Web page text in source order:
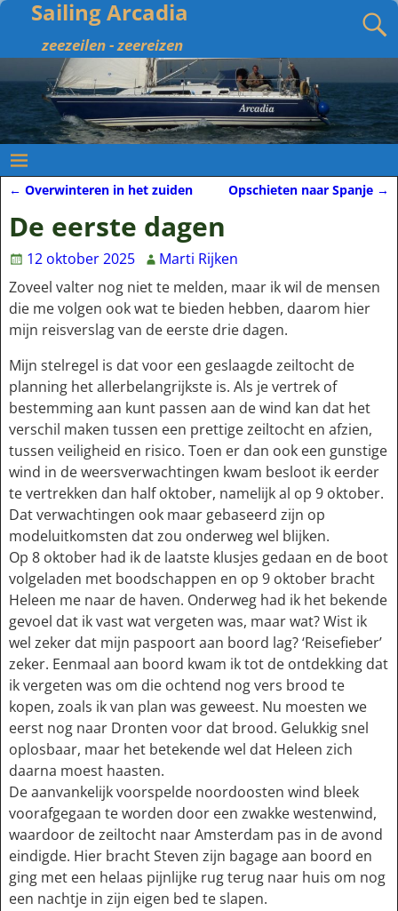
Sailing Arcadia
zeezeilen - zeereizen
← Overwinteren in het zuiden Opschieten naar Spanje →
De eerste dagen
12 oktober 2025
Marti Rijken
Zoveel valter nog niet te melden, maar ik wil de mensen
die me volgen ook wat te bieden hebben, daarom hier
mijn reisverslag van de eerste drie dagen.
Mijn stelregel is dat voor een geslaagde zeiltocht de
planning het allerbelangrijkste is. Als je vertrek of
bestemming aan kunt passen aan de wind kan dat het
verschil maken tussen een prettige zeiltocht en afzien,
tussen veiligheid en risico. Toen er dan ook een gunstige
wind in de weersverwachtingen kwam besloot ik eerder
te vertrekken dan half oktober, namelijk al op 9 oktober.
Dat verwachtingen ook maar gebaseerd zijn op
modeluitkomsten dat zou onderweg wel blijken.
Op 8 oktober had ik de laatste klusjes gedaan en de boot
volgeladen met boodschappen en op 9 oktober bracht
Heleen me naar de haven. Onderweg had ik het bekende
gevoel dat ik vast wat vergeten was, maar wat? Wist ik
wel zeker dat mijn paspoort aan boord lag? ‘Reisefieber’
zeker. Eenmaal aan boord kwam ik tot de ontdekking dat
ik vergeten was om die ochtend nog vers brood te
kopen, zoals ik van plan was geweest. Nu moesten we
eerst nog naar Dronten voor dat brood. Gelukkig snel
oplosbaar, maar het betekende wel dat Heleen zich
daarna moest haasten.
De aanvankelijk voorspelde noordoosten wind bleek
voorafgegaan te worden door een zwakke westenwind,
waardoor de zeiltocht naar Amsterdam pas in de avond
eindigde. Hier bracht Steven zijn bagage aan boord en
ging met een helaas pijnlijke rug terug naar huis om nog
een nachtje in zijn eigen bed te slapen.